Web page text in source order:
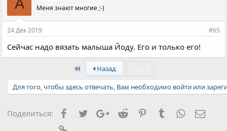
A Меня знают многие ;-)
24 Дек 2019 #65
Сейчас надо вязать малыша Йоду. Его и только его!
First Назад
Для того, чтобы здесь отвечать, Вам необходимо войти или
Поделиться: Facebook
TwitterGoogle+
Reddit PinterestTumblrWhatsApp